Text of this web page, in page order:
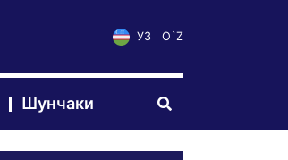
УЗ O`Z
Шунчаки